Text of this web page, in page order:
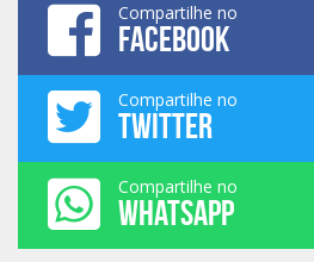
Compartilhe no
FACEBOOK
Compartilhe no
TWITTER
Compartilhe no
WHATSAPP